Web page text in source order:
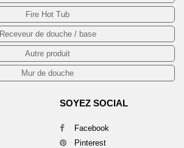
Fire Hot Tub
Receveur de douche / base
Autre produit
Mur de douche
SOYEZ SOCIAL
Facebook
Pinterest